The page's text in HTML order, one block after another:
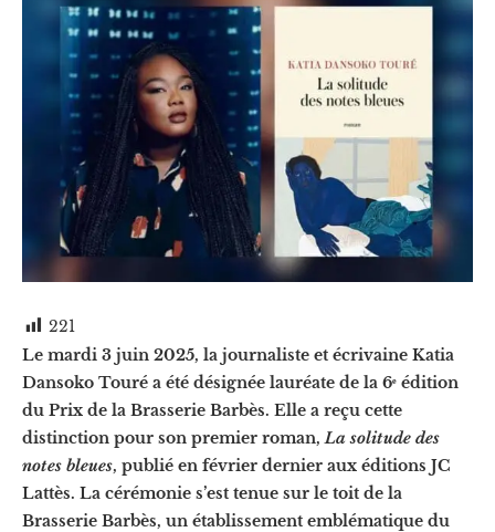
221
Le mardi 3 juin 2025, la journaliste et écrivaine Katia
Dansoko Touré a été désignée lauréate de la 6ᵉ édition
du Prix de la Brasserie Barbès. Elle a reçu cette
distinction pour son premier roman,La solitude des
notes bleues, publié en février dernier aux éditions JC
Lattès. La cérémonie s’est tenue sur le toit de la
Brasserie Barbès, un établissement emblématique du